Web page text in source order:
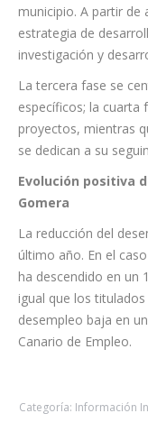
municipio. A partir de
estrategia de
investigación y
La tercera fase se
específicos; la cuarta
proyectos, mientras
se dedican a su
Evolución positiva
Gomera
La reducción del
último año. En el
ha descendido en un
igual que los
desempleo baja en
Canario de Empleo.
Categoría: Información